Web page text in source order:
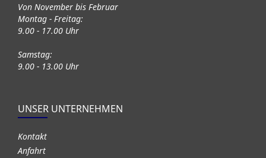
Von November bis Februar
Montag - Freitag:
9.00 - 17.00 Uhr
Samstag:
9.00 - 13.00 Uhr
UNSER UNTERNEHMEN
Kontakt
Anfahrt